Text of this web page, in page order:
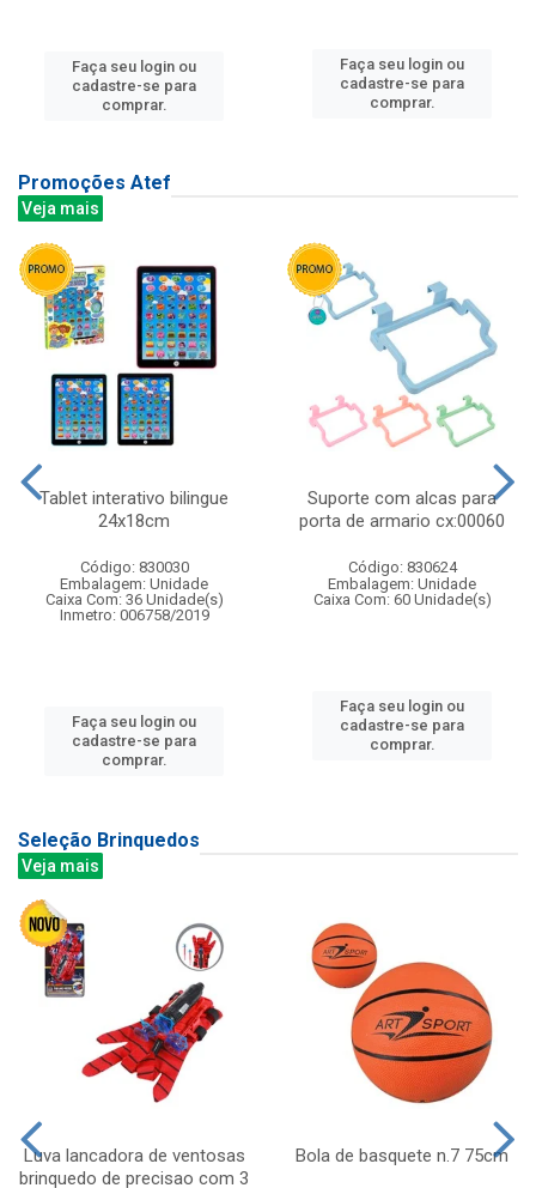
Faça seu login ou
cadastre-se para
comprar.
Faça seu login ou
cadastre-se para
comprar.
Promoções Atef
Veja mais
Tablet interativo bilingue
24x18cm
Código: 830030
Embalagem: Unidade
Caixa Com: 36 Unidade(s)
Inmetro: 006758/2019
Faça seu login ou
cadastre-se para
comprar.
Suporte com alcas para
porta de armario cx:00060
Código: 830624
Embalagem: Unidade
Caixa Com: 60 Unidade(s)
Faça seu login ou
cadastre-se para
comprar.
Seleção Brinquedos
Veja mais
Luva lancadora de ventosas
brinquedo de precisao com 3
Bola de basquete n.7 75cm